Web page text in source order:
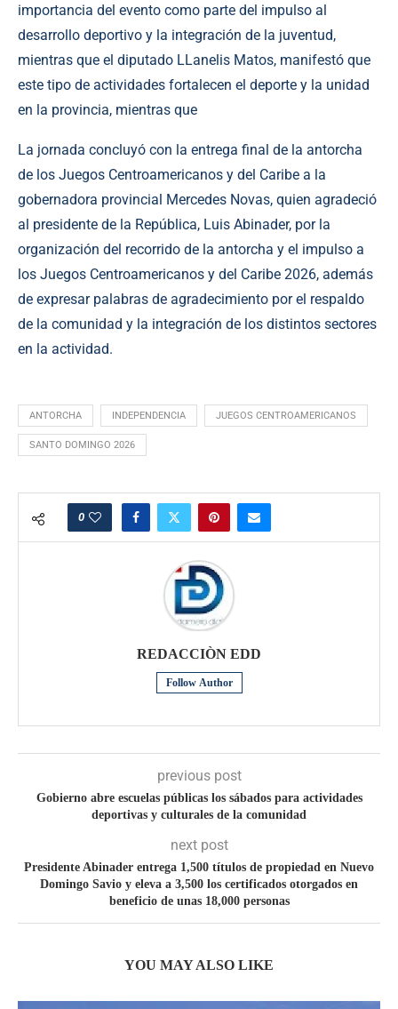
importancia del evento como parte del impulso al
desarrollo deportivo y la integración de la juventud,
mientras que el diputado LLanelis Matos, manifestó que
este tipo de actividades fortalecen el deporte y la unidad
en la provincia, mientras que
La jornada concluyó con la entrega final de la antorcha
de los Juegos Centroamericanos y del Caribe a la
gobernadora provincial Mercedes Novas, quien agradeció
al presidente de la República, Luis Abinader, por la
organización del recorrido de la antorcha y el impulso a
los Juegos Centroamericanos y del Caribe 2026, además
de expresar palabras de agradecimiento por el respaldo
de la comunidad y la integración de los distintos sectores
en la actividad.
ANTORCHA INDEPENDENCIA JUEGOS CENTROAMERICANOS
SANTO DOMINGO 2026
0
REDACCIÒN EDD
Follow Author
previous post
Gobierno abre escuelas públicas los sábados para actividades
deportivas y culturales de la comunidad
next post
Presidente Abinader entrega 1,500 títulos de propiedad en Nuevo
Domingo Savio y eleva a 3,500 los certificados otorgados en
beneficio de unas 18,000 personas
YOU MAY ALSO LIKE